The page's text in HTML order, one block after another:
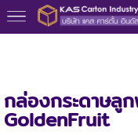
กล่องกระดาษลู
GoldenFruit